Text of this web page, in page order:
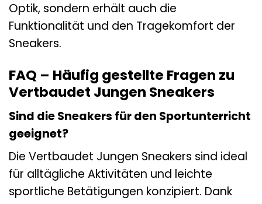
Optik, sondern erhält auch die
Funktionalität und den Tragekomfort der
Sneakers.
FAQ – Häufig gestellte Fragen zu
Vertbaudet Jungen Sneakers
Sind die Sneakers für den Sportunterricht
geeignet?
Die Vertbaudet Jungen Sneakers sind ideal
für alltägliche Aktivitäten und leichte
sportliche Betätigungen konzipiert. Dank